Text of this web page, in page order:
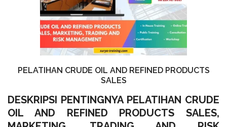
PELATIHAN CRUDE OIL AND REFINED PRODUCTS
SALES
DESKRIPSI PENTINGNYA PELATIHAN CRUDE
OIL AND REFINED PRODUCTS SALES,